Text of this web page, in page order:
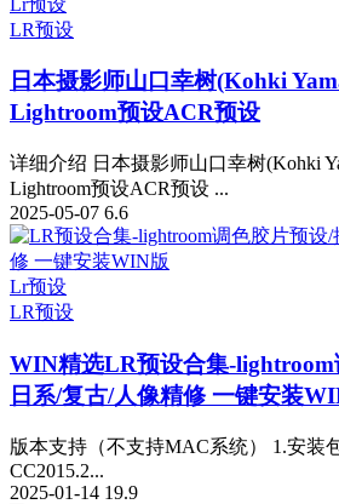
LR预设
日本摄影师山口幸树(Kohki
Lightroom预设ACR预设
详细介绍 日本摄影师山口幸树(Kohki
Lightroom预设ACR预设 ...
2025-05-07 6.6
Lr预设
LR预设
WIN精选LR预设合集-
日系/复古/人像精修 一键安装
版本支持（不支持MAC系统） 1.安装
CC2015.2...
2025-01-14 19.9